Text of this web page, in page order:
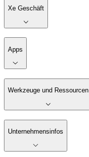
Xe Geschäft
Apps
Werkzeuge und Ressourcen
Unternehmensinfos